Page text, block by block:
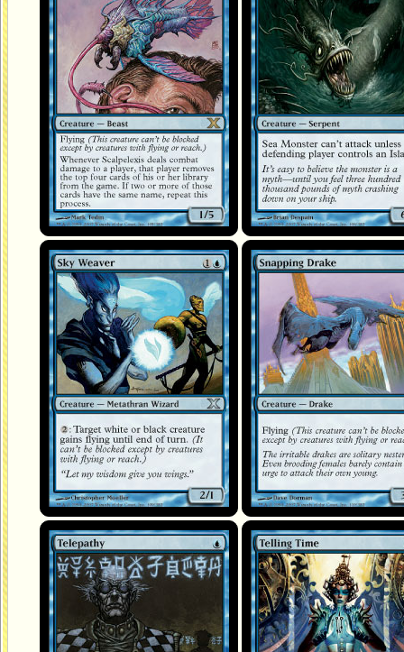
Tisseur de ciel Drakôn happeur
Télépathie Heure révélatrice